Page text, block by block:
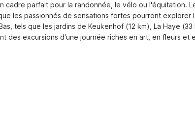
cadre parfait pour la randonnée, le vélo ou l'équitation.
les passionnés de sensations fortes pourront explorer
tels que les jardins de Keukenhof (12 km), La Haye
des excursions d'une journée riches en art, en fleurs et